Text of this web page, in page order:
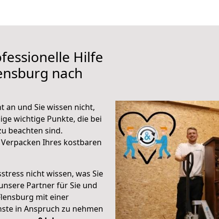
Hilfe
nach
an und Sie wissen nicht,
wichtige Punkte, die bei
beachten sind.
Ihres kostbaren
nicht wissen, was Sie
Partner für Sie und
mit einer
in Anspruch zu nehmen